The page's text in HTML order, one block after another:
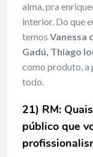
alma, pra
interior. Do que
temos Vanessa
Gadú, Thiago
como produto, a
todo.
21) RM:
público que